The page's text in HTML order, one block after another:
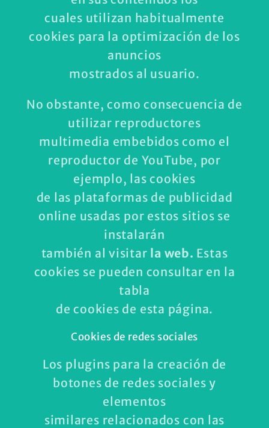
cuales utilizan habitualmente
cookies para la optimización de los
anuncios
mostrados al usuario.
No obstante, como consecuencia de
utilizar reproductores
multimedia embebidos como el
reproductor de YouTube, por
ejemplo, las cookies
de las plataformas de publicidad
online usadas por estos sitios se
instalarán
también al visitar la web. Estas
cookies se pueden consultar en la
tabla
de cookies de esta página.
Cookies de redes sociales
Los plugins para la creación de
botones de redes sociales y
elementos
similares relacionados con las